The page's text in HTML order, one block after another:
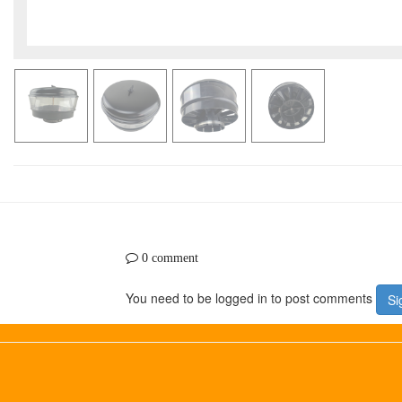
0 comment
You need to be logged in to post comments